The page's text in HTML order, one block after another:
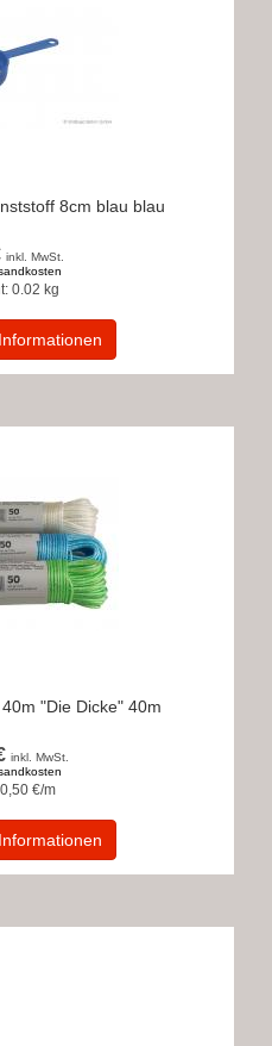
8cm blau blau
inkl. MwSt.
0.02 kg
"Die Dicke" 40m
inkl. MwSt.
€/m